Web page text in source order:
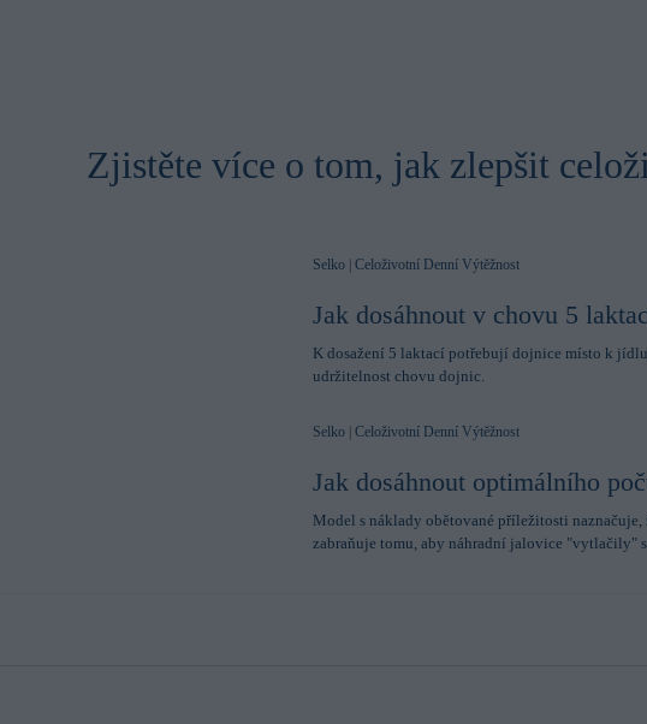
Marketing
Marketing cookies are used to
processing personal data
Zjistěte více o tom, jak zlepšit
Selko | Celoživotní Denní Výtěžnost
Jak dosáhnout v chovu 5
K dosažení 5 laktací potřebují dojnice místo k
udržitelnost chovu dojnic.
Selko | Celoživotní Denní Výtěžnost
Jak dosáhnout optimálního
Model s náklady obětované příležitosti
zabraňuje tomu, aby náhradní jalovice "vytlačily"